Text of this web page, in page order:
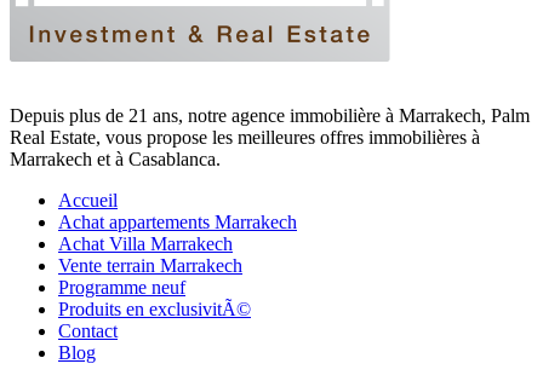
Depuis plus de 21 ans, notre agence immobilière à Marrakech, Palm
Real Estate, vous propose les meilleures offres immobilières à
Marrakech et à Casablanca.
Accueil
Achat appartements Marrakech
Achat Villa Marrakech
Vente terrain Marrakech
Programme neuf
Produits en exclusivitÃ©
Contact
Blog